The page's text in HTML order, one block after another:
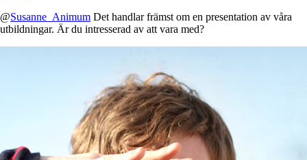
@Susanne_Animum Det handlar främst om en presentation av våra
utbildningar. Är du intresserad av att vara med?